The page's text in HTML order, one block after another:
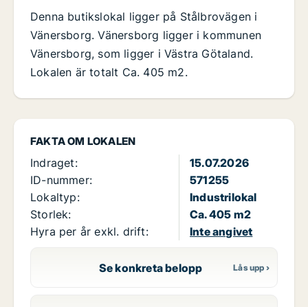
FAKTA OM LOKALEN
Indraget:
15.07.2026
ID-nummer:
571255
Lokaltyp:
Industrilokal
Storlek:
Ca. 405 m2
Hyra per år exkl. drift:
Inte angivet
Se konkreta belopp
Denna butikslokal ligger på Stålbrovägen i
Vänersborg. Vänersborg ligger i kommunen
Vänersborg, som ligger i Västra Götaland.
Lokalen är totalt Ca. 405 m2.